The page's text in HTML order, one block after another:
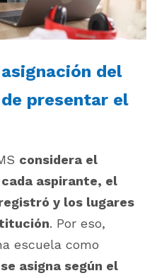
del
de presentar el
considera el
aspirante, el
y los lugares
. Por eso,
escuela como
asigna según el